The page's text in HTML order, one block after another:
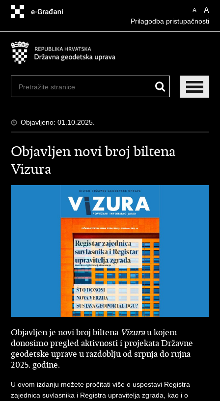
sadržaj
A A
Prilagodba pristupačnosti
Objavljeno: 01.10.2025.
Objavljen novi broj biltena
Vizura
Objavljen je novi broj biltena Vizurau kojem
donosimo pregled aktivnosti i projekata Državne
geodetske uprave u razdoblju od srpnja do rujna
2025. godine.
U ovom izdanju možete pročitati više o uspostavi Registra
zajednica suvlasnika i Registra upravitelja zgrada, kao i o